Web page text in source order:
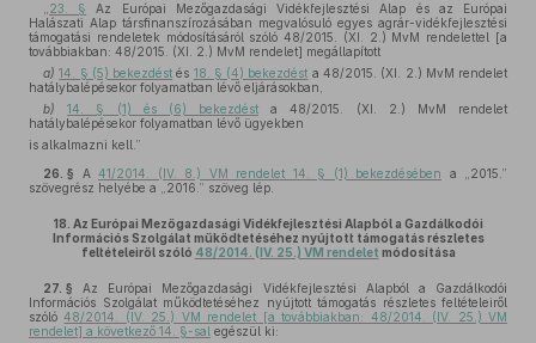
23. §
Az Európai Mezőgazdasági Vidékfejlesztési Alap és az Európai
Halászati Alap társfinanszírozásában megvalósuló egyes agrár-vidékfejlesztési
támogatási rendeletek módosításáról szóló 48/2015. (XI. 2.) MvM rendelettel [a
továbbiakban: 48/2015. (XI. 2.) MvM rendelet] megállapított
a) 14. § (5) bekezdést és 18. § (4) bekezdést a 48/2015. (XI. 2.) MvM rendelet
hatálybalépésekor folyamatban lévő eljárásokban,
b)
14. § (1) és (6) bekezdést a 48/2015. (XI. 2.) MvM rendelet
hatálybalépésekor folyamatban lévő ügyekben
is alkalmazni kell.”
26. § A 41/2014. (IV. 8.) VM rendelet 14. § (1) bekezdésében a „2015.”
szövegrész helyébe a „2016.” szöveg lép.
18. Az Európai Mezőgazdasági Vidékfejlesztési Alapból a Gazdálkodói
Információs Szolgálat működtetéséhez nyújtott támogatás részletes
feltételeiről szóló 48/2014. (IV. 25.) VM rendelet módosítása
27. § Az Európai Mezőgazdasági Vidékfejlesztési Alapból a Gazdálkodói
Információs Szolgálat működtetéséhez nyújtott támogatás részletes feltételeiről
szóló48/2014. (IV. 25.) VM rendelet [a továbbiakban: 48/2014. (IV. 25.) VM
rendelet] a következő 14. §-sal egészül ki: